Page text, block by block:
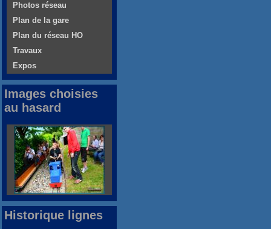
Photos réseau
Plan de la gare
Plan du réseau HO
Travaux
Expos
Images choisies
au hasard
Historique lignes